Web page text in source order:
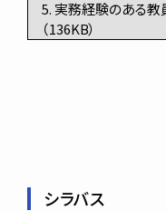
5. 実務経験のある
（136KB）
シラバス